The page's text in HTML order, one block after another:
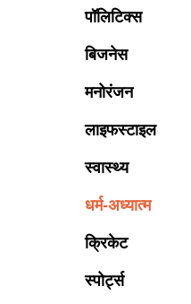
पॉलिटिक्स
बिजनेस
मनोरंजन
लाइफस्टाइल
स्वास्थ्य
धर्म-अध्यात्म
क्रिकेट
स्पोर्ट्स